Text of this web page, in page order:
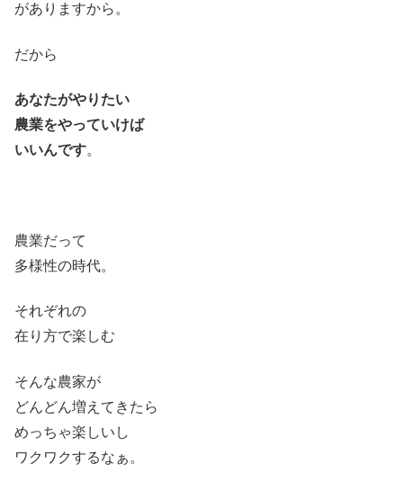
がありますから。
だから
あなたがやりたい
農業をやっていけば
いいんです。
農業だって
多様性の時代。
それぞれの
在り方で楽しむ
そんな農家が
どんどん増えてきたら
めっちゃ楽しいし
ワクワクするなぁ。